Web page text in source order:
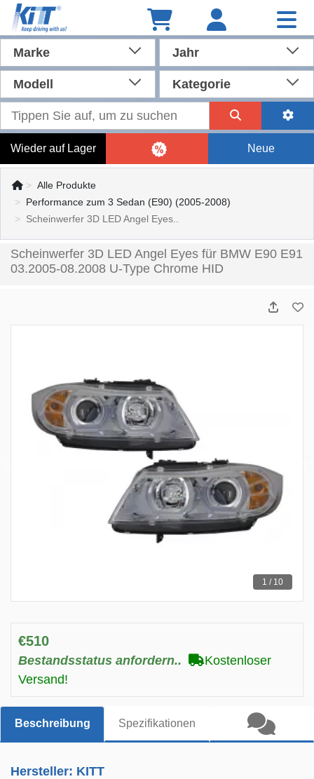
Marke Jahr
Modell Kategorie
Wieder auf Lager Neue
Alle Produkte
Performance zum 3 Sedan (E90) (2005-2008)
Scheinwerfer 3D LED Angel Eyes..
Scheinwerfer 3D LED Angel Eyes für BMW E90 E91
03.2005-08.2008 U-Type Chrome HID
1 / 10
€510
Bestandsstatus anfordern..
Kostenloser
Versand!
Beschreibung Spezifikationen
Hersteller: KITT